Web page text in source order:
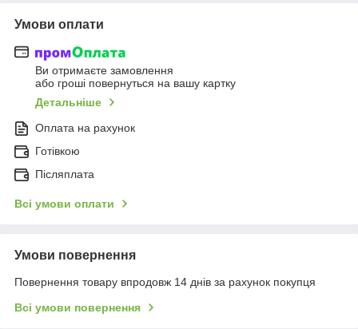
Умови оплати
Ви отримаєте замовлення
або гроші повернуться на вашу картку
Детальніше
Оплата на рахунок
Готівкою
Післяплата
Всі умови оплати
Умови повернення
Повернення товару впродовж 14 днів за рахунок покупця
Всі умови повернення